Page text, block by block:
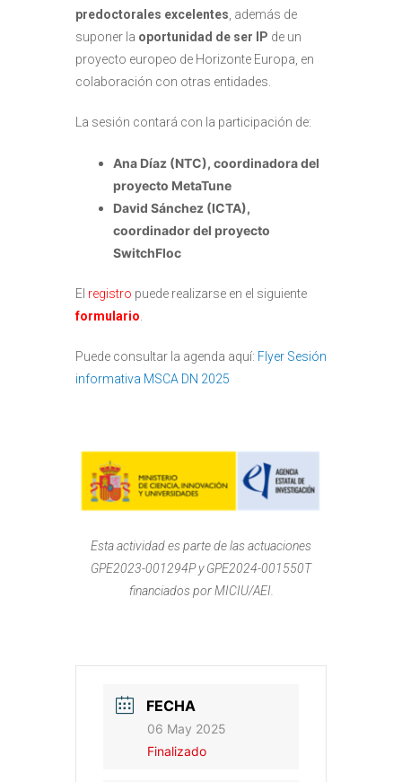
predoctorales excelentes, además de
suponer la oportunidad de ser IP de un
proyecto europeo de Horizonte Europa, en
colaboración con otras entidades.
La sesión contará con la participación de:
Ana Díaz (NTC), coordinadora del
proyecto MetaTune
David Sánchez (ICTA),
coordinador del proyecto
SwitchFloc
El registro puede realizarse en el siguiente
formulario.
Puede consultar la agenda aquí: Flyer Sesión
informativa MSCA DN 2025
Esta actividad es parte de las actuaciones
GPE2023-001294P y GPE2024-001550T
financiados por MICIU/AEI.
FECHA
06 May 2025
Finalizado